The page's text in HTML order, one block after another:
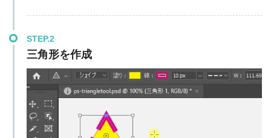
STEP.2
三角形を作成